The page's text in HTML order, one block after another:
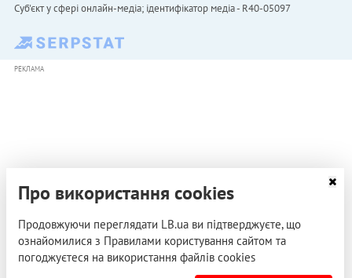
Cуб'єкт у сфері онлайн-медіа; ідентифікатор медіа - R40-05097
РЕКЛАМА
Про використання cookies
Продовжуючи переглядати LB.ua ви підтверджуєте, що
ознайомилися з Правилами користування сайтом та
погоджуєтеся на використання файлів cookies